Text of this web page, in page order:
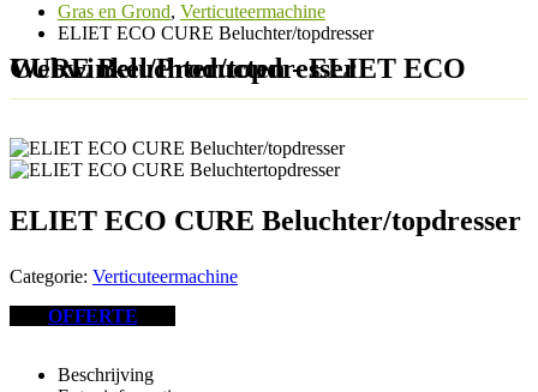
Gras en Grond, Verticuteermachine
ELIET ECO CURE Beluchter/topdresser
Webwinkel/Producten - ELIET ECO CURE Beluchter/topdresser
ELIET ECO CURE Beluchter/topdresser
Categorie: Verticuteermachine
OFFERTE
Beschrijving